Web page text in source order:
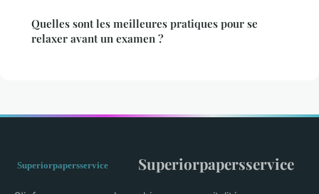
Quelles sont les meilleures pratiques pour se
relaxer avant un examen ?
Superiorpapersservice